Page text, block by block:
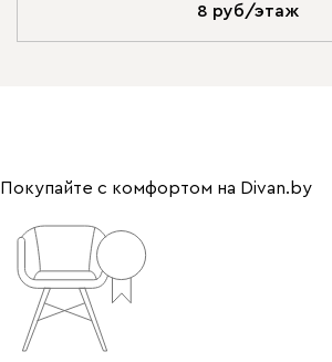
8 руб/этаж
Покупайте с комфортом на Divan.by